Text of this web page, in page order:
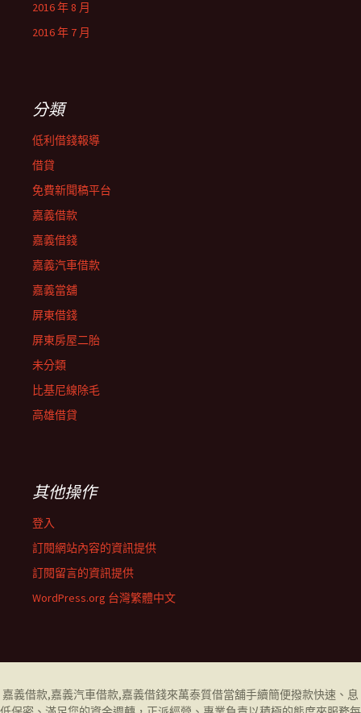
2016 年 8 月
2016 年 7 月
分類
低利借錢報導
借貸
免費新聞稿平台
嘉義借款
嘉義借錢
嘉義汽車借款
嘉義當舖
屏東借錢
屏東房屋二胎
未分類
比基尼線除毛
高雄借貸
其他操作
登入
訂閱網站內容的資訊提供
訂閱留言的資訊提供
WordPress.org 台灣繁體中文
嘉義借款,嘉義汽車借款,嘉義借錢來萬泰質借當舖手續簡便撥款快速、息